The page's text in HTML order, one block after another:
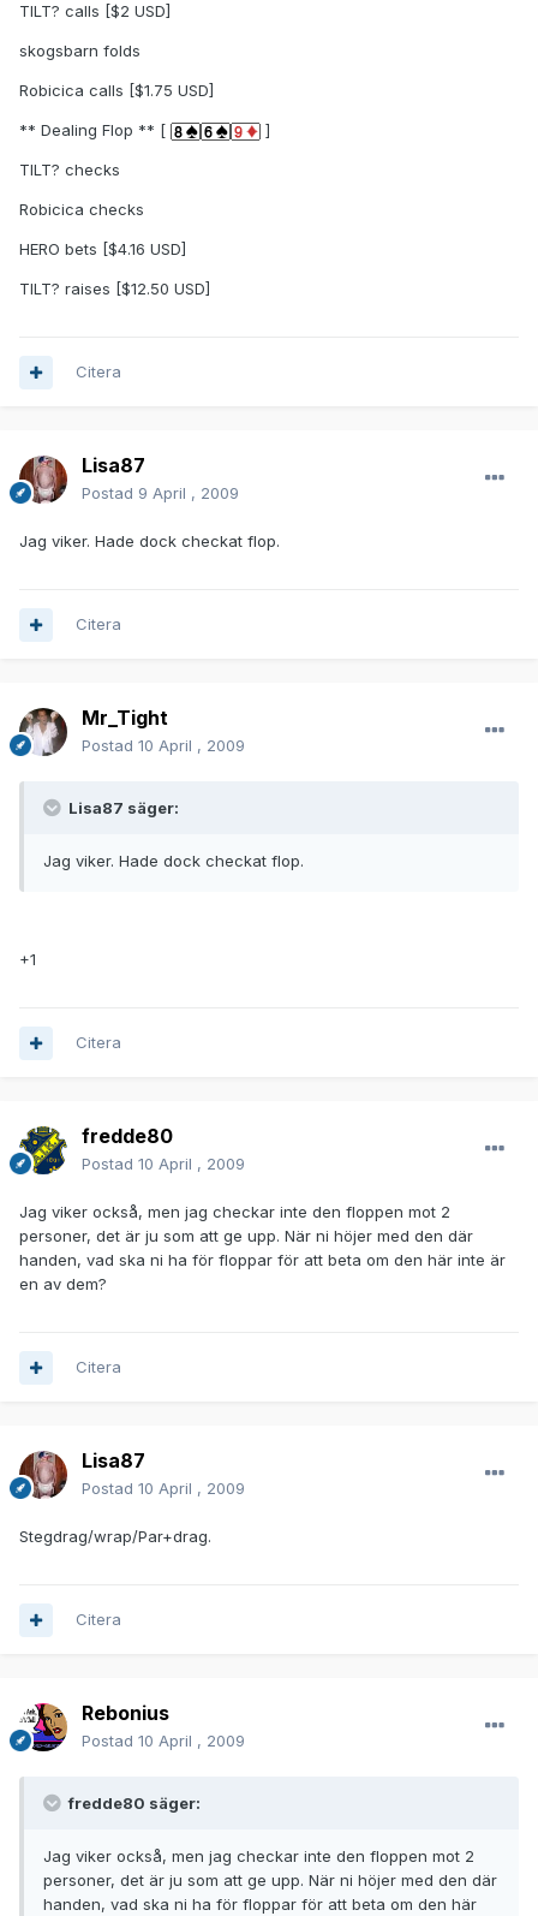
TILT? calls [$2 USD]
skogsbarn folds
Robicica calls [$1.75 USD]
** Dealing Flop ** [ ]
TILT? checks
Robicica checks
HERO bets [$4.16 USD]
TILT? raises [$12.50 USD]
Citera
Lisa87
Postad 9 April , 2009
Jag viker. Hade dock checkat flop.
Citera
Mr_Tight
Postad 10 April , 2009
Lisa87 säger:
Jag viker. Hade dock checkat flop.
+1
Citera
fredde80
Postad 10 April , 2009
Jag viker också, men jag checkar inte den floppen mot 2
personer, det är ju som att ge upp. När ni höjer med den där
handen, vad ska ni ha för floppar för att beta om den här inte är
en av dem?
Citera
Lisa87
Postad 10 April , 2009
Stegdrag/wrap/Par+drag.
Citera
Rebonius
Postad 10 April , 2009
fredde80 säger:
Jag viker också, men jag checkar inte den floppen mot 2
personer, det är ju som att ge upp. När ni höjer med den där
handen, vad ska ni ha för floppar för att beta om den här